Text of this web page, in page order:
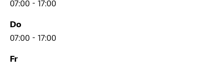
07:00 - 17:00
Do
07:00 - 17:00
Fr